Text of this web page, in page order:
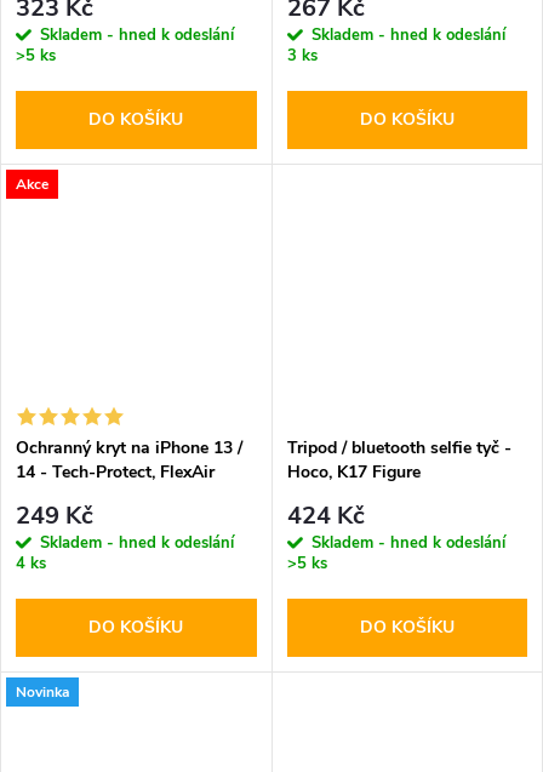
323 Kč
Skladem - hned k odeslání
>5 ks
DO KOŠÍKU
267 Kč
Skladem - hned k odeslání
3 ks
DO KOŠÍKU
Akce
Ochranný kryt na iPhone 13 /
14 - Tech-Protect, FlexAir
249 Kč
Skladem - hned k odeslání
4 ks
DO KOŠÍKU
Tripod / bluetooth selfie tyč -
Hoco, K17 Figure
424 Kč
Skladem - hned k odeslání
>5 ks
DO KOŠÍKU
Novinka